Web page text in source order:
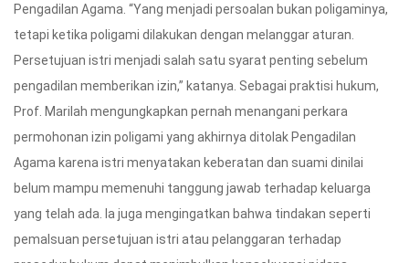
Pengadilan Agama. “Yang menjadi persoalan bukan poligaminya,
tetapi ketika poligami dilakukan dengan melanggar aturan.
Persetujuan istri menjadi salah satu syarat penting sebelum
pengadilan memberikan izin,” katanya. Sebagai praktisi hukum,
Prof. Marilah mengungkapkan pernah menangani perkara
permohonan izin poligami yang akhirnya ditolak Pengadilan
Agama karena istri menyatakan keberatan dan suami dinilai
belum mampu memenuhi tanggung jawab terhadap keluarga
yang telah ada. Ia juga mengingatkan bahwa tindakan seperti
pemalsuan persetujuan istri atau pelanggaran terhadap